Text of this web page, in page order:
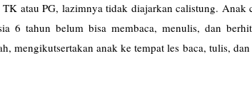
atau PG, lazimnya tidak diajarkan calistung. Anak
6 tahun belum bisa membaca, menulis, dan
mengikutsertakan anak ke tempat les baca, tulis,